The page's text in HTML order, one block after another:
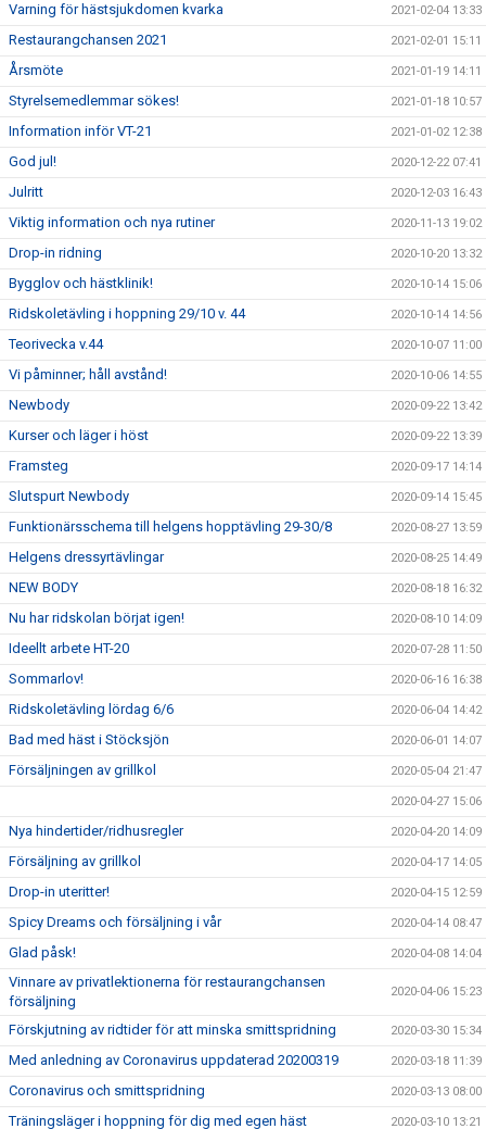
Varning för hästsjukdomen kvarka 2021-02-04 13:33
Restaurangchansen 2021 2021-02-01 15:11
Årsmöte 2021-01-19 14:11
Styrelsemedlemmar sökes! 2021-01-18 10:57
Information inför VT-21 2021-01-02 12:38
God jul! 2020-12-22 07:41
Julritt 2020-12-03 16:43
Viktig information och nya rutiner 2020-11-13 19:02
Drop-in ridning 2020-10-20 13:32
Bygglov och hästklinik! 2020-10-14 15:06
Ridskoletävling i hoppning 29/10 v. 44 2020-10-14 14:56
Teorivecka v.44 2020-10-07 11:00
Vi påminner; håll avstånd! 2020-10-06 14:55
Newbody 2020-09-22 13:42
Kurser och läger i höst 2020-09-22 13:39
Framsteg 2020-09-17 14:14
Slutspurt Newbody 2020-09-14 15:45
Funktionärsschema till helgens hopptävling 29-30/8 2020-08-27 13:59
Helgens dressyrtävlingar 2020-08-25 14:49
NEW BODY 2020-08-18 16:32
Nu har ridskolan börjat igen! 2020-08-10 14:09
Ideellt arbete HT-20 2020-07-28 11:50
Sommarlov! 2020-06-16 16:38
Ridskoletävling lördag 6/6 2020-06-04 14:42
Bad med häst i Stöcksjön 2020-06-01 14:07
Försäljningen av grillkol 2020-05-04 21:47
2020-04-27 15:06
Nya hindertider/ridhusregler 2020-04-20 14:09
Försäljning av grillkol 2020-04-17 14:05
Drop-in uteritter! 2020-04-15 12:59
Spicy Dreams och försäljning i vår 2020-04-14 08:47
Glad påsk! 2020-04-08 14:04
Vinnare av privatlektionerna för restaurangchansen
försäljning
2020-04-06 15:23
Förskjutning av ridtider för att minska smittspridning 2020-03-30 15:34
Med anledning av Coronavirus uppdaterad 20200319 2020-03-18 11:39
Coronavirus och smittspridning 2020-03-13 08:00
Träningsläger i hoppning för dig med egen häst 2020-03-10 13:21